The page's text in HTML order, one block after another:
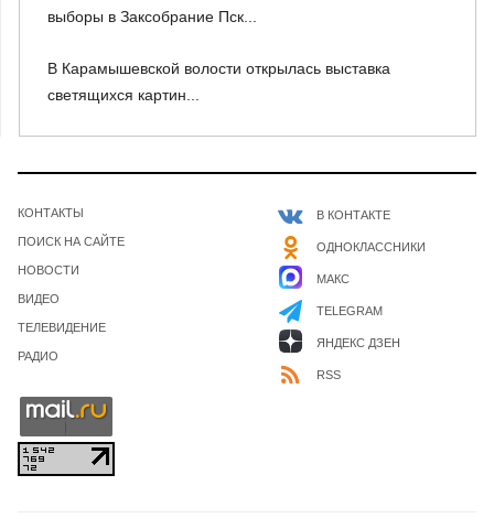
выборы в Заксобрание Пск...
В Карамышевской волости открылась выставка
светящихся картин...
КОНТАКТЫ
ПОИСК НА САЙТЕ
НОВОСТИ
ВИДЕО
ТЕЛЕВИДЕНИЕ
РАДИО
В КОНТАКТЕ
ОДНОКЛАССНИКИ
МАКС
TELEGRAM
ЯНДЕКС ДЗЕН
RSS